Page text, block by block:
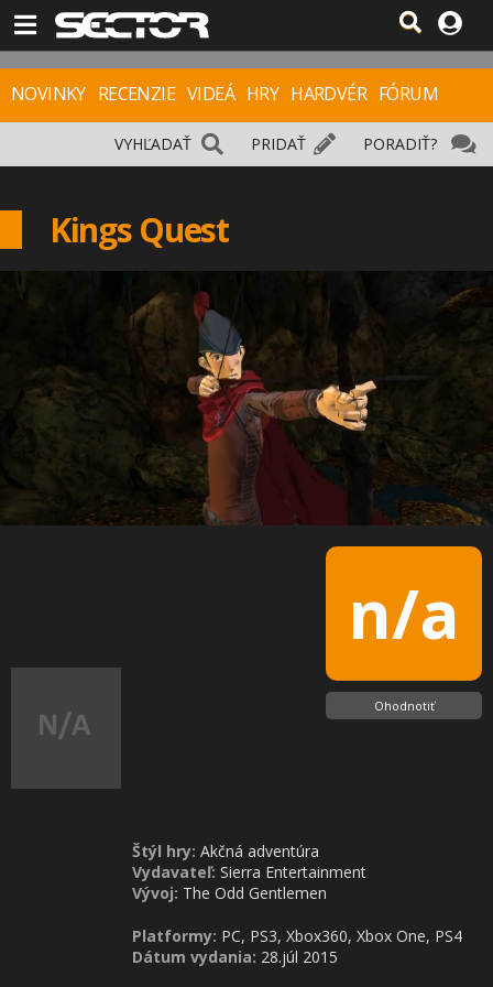
NOVINKY RECENZIE VIDEÁ HRY HARDVÉR FÓRUM
PORADIŤ?
PRIDAŤ
VYHĽADAŤ
Kings Quest
n/a
Ohodnotiť
Štýl hry: Akčná adventúra
Vydavateľ: Sierra Entertainment
Vývoj: The Odd Gentlemen
Platformy: PC, PS3, Xbox360, Xbox One, PS4
Dátum vydania: 28.júl 2015